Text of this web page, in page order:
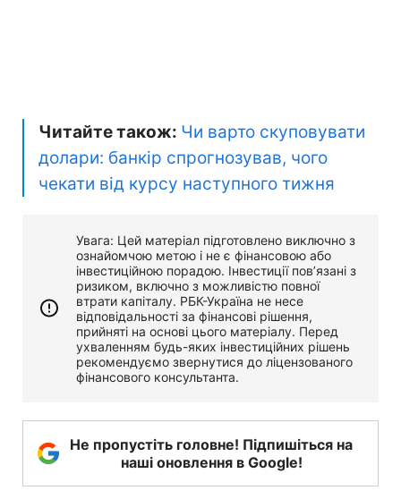
Читайте також: Чи варто скуповувати
долари: банкір спрогнозував, чого
чекати від курсу наступного тижня
Увага: Цей матеріал підготовлено виключно з
ознайомчою метою і не є фінансовою або
інвестиційною порадою. Інвестиції пов’язані з
ризиком, включно з можливістю повної
втрати капіталу. РБК-Україна не несе
відповідальності за фінансові рішення,
прийняті на основі цього матеріалу. Перед
ухваленням будь-яких інвестиційних рішень
рекомендуємо звернутися до ліцензованого
фінансового консультанта.
Не пропустіть головне! Підпишіться на
наші оновлення в Google!